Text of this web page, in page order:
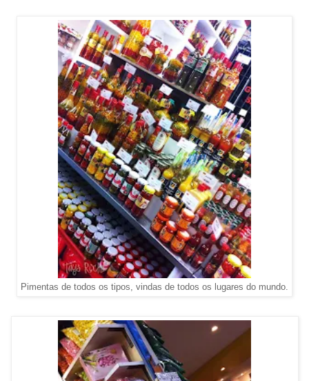
Pimentas de todos os tipos, vindas de todos os lugares do mundo.